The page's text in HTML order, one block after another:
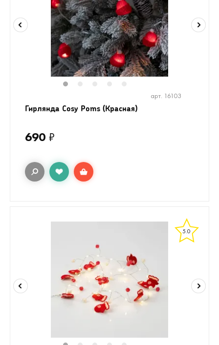
арт. 16103
Гирлянда Cosy Poms (Красная)
690 ₽
5.0